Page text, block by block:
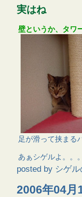
実はね
壁というか、タワ
足が滑って挟まる
あぁシゲルよ。。
posted by シゲ
2006年04月